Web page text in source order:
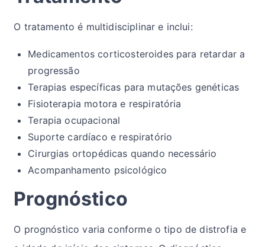
O tratamento é multidisciplinar e inclui:
Medicamentos corticosteroides para retardar a
progressão
Terapias específicas para mutações genéticas
Fisioterapia motora e respiratória
Terapia ocupacional
Suporte cardíaco e respiratório
Cirurgias ortopédicas quando necessário
Acompanhamento psicológico
Prognóstico
O prognóstico varia conforme o tipo de distrofia e